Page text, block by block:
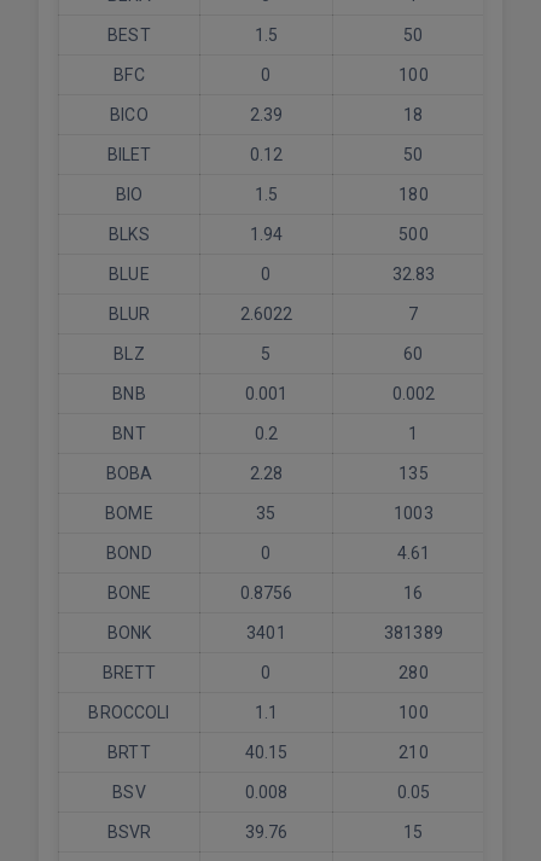
BEST 1.5 50
BFC 0 100
BICO 2.39 18
BILET 0.12 50
BIO 1.5 180
BLKS 1.94 500
BLUE 0 32.83
BLUR 2.6022 7
BLZ 5 60
BNB 0.001 0.002
BNT 0.2 1
BOBA 2.28 135
BOME 35 1003
BOND 0 4.61
BONE 0.8756 16
BONK 3401 381389
BRETT 0 280
BROCCOLI 1.1 100
BRTT 40.15 210
BSV 0.008 0.05
BSVR 39.76 15